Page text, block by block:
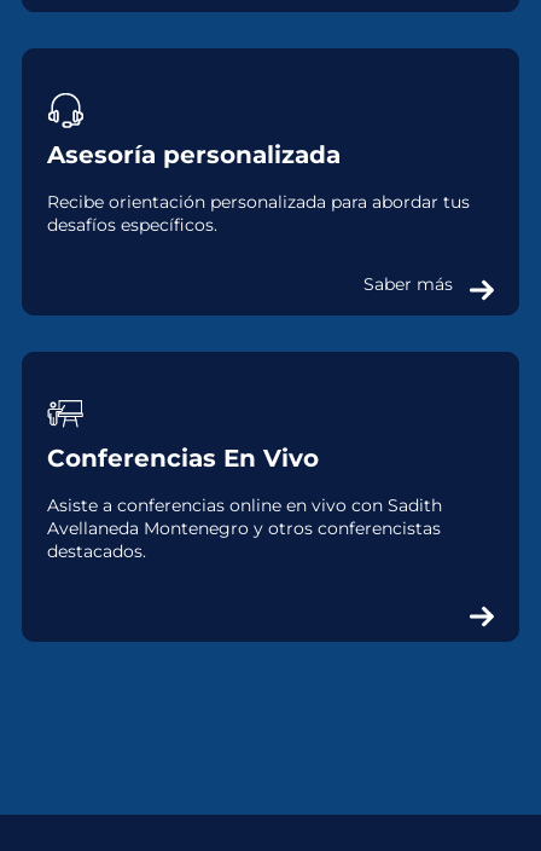
Asesoría personalizada
Recibe orientación personalizada para abordar tus
desafíos específicos.
Saber más
Conferencias En Vivo
Asiste a conferencias online en vivo con Sadith
Avellaneda Montenegro y otros conferencistas
destacados.